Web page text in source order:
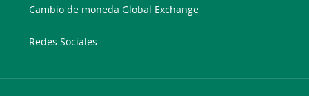
Cambio de moneda Global Exchange
Redes Sociales